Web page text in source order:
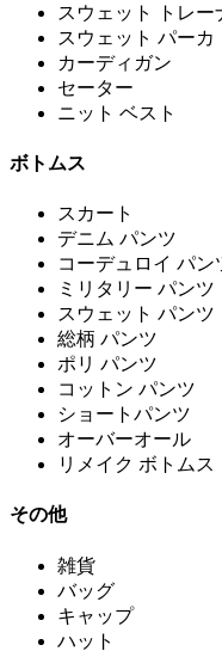
スウェット トレー
スウェット パーカ
カーディガン
セーター
ニット ベスト
ボトムス
スカート
デニム パンツ
コーデュロイ パン
ミリタリー パンツ
スウェット パンツ
総柄 パンツ
ポリ パンツ
コットン パンツ
ショートパンツ
オーバーオール
リメイク ボトムス
その他
雑貨
バッグ
キャップ
ハット